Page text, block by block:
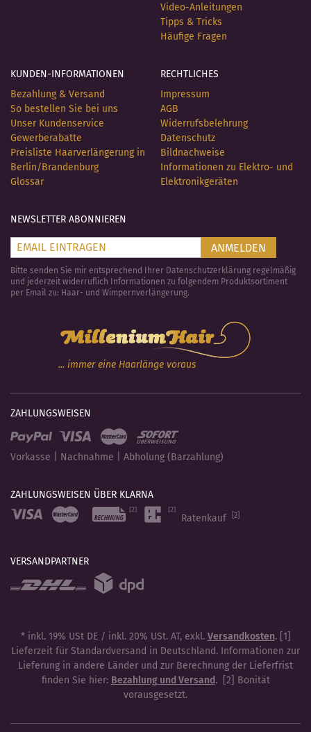
Video-Anleitungen
Tipps & Tricks
Häufige Fragen
KUNDEN-INFORMATIONEN
Bezahlung & Versand
So bestellen Sie bei uns
Unser Kundenservice
Gewerberabatte
Preisliste Haarverlängerung in
Berlin/Brandenburg
Glossar
RECHTLICHES
Impressum
AGB
Widerrufsbelehrung
Datenschutz
Bildnachweise
Informationen zu Elektro- und
Elektronikgeräten
NEWSLETTER ABONNIEREN
ANMELDEN
Bitte senden Sie mir entsprechend Ihrer Datenschutzerklärung regelmäßig
und jederzeit widerruflich Informationen zu folgendem Produktsortiment
per Email zu: Haar- und Wimpernverlängerung.
... immer eine Haarlänge voraus
ZAHLUNGSWEISEN
Vorkasse | Nachnahme | Abholung (Barzahlung)
ZAHLUNGSWEISEN ÜBER KLARNA
Ratenkauf
[2]
VERSANDPARTNER
* inkl. 19% USt DE / inkl. 20% USt. AT, exkl. Versandkosten. [1]
Lieferzeit für Standardversand in Deutschland. Informationen zur
Lieferung in andere Länder und zur Berechnung der Lieferfrist
finden Sie hier: Bezahlung und Versand. [2] Bonität
vorausgesetzt.